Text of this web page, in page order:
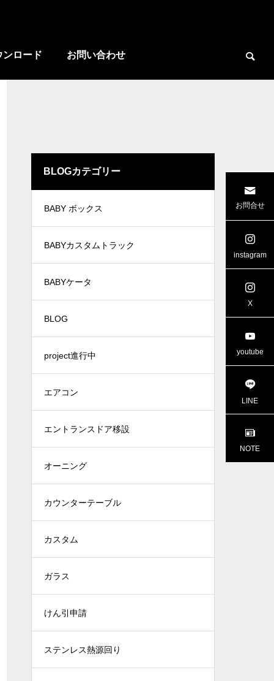
ンロード お問い合わせ
んトレーラー 広島県 ワイド リヤゲート

BLOGカテゴリー
BABY ボックス
BABYカスタムトラック
BABYケータ
BLOG
project進行中
エアコン
エントランスドア移設
オーニング
カウンターテーブル
カスタム
ガラス
けん引申請
ステンレス熱源回り
お問合せ
instagram
X
youtube
LINE
NOTE